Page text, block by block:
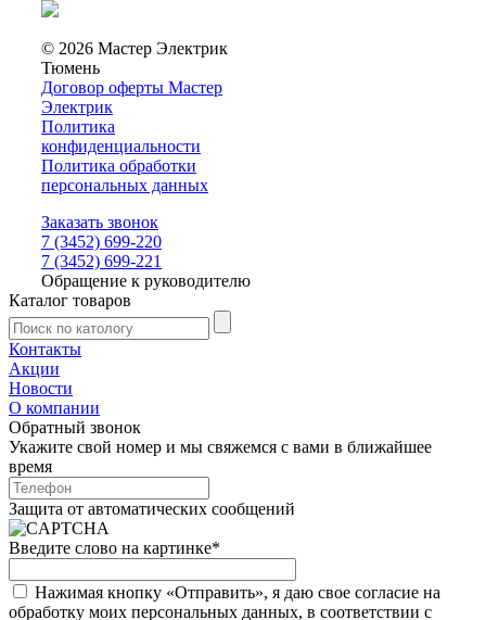
© 2026 Мастер Электрик
Тюмень
Договор оферты Мастер
Электрик
Политика
конфиденциальности
Политика обработки
персональных данных
Заказать звонок
7 (3452) 699-220
7 (3452) 699-221
Обращение к руководителю
Каталог товаров
Контакты
Акции
Новости
О компании
Обратный звонок
Укажите свой номер и мы свяжемся с вами в ближайшее
время
Защита от автоматических сообщений
Введите слово на картинке*
Нажимая кнопку «Отправить», я даю свое согласие на
обработку моих персональных данных, в соответствии с